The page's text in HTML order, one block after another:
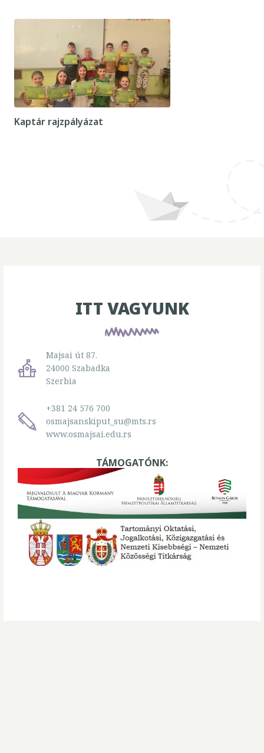
Kaptár rajzpályázat
ITT VAGYUNK
Majsai út 87.
24000 Szabadka
Szerbia
+381 24 576 700
osmajsanskiput_su@mts.rs
www.osmajsai.edu.rs
TÁMOGATÓNK: